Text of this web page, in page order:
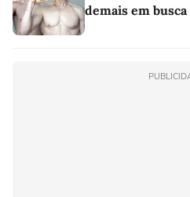
demais em